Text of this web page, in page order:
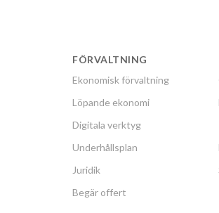
FÖRVALTNING
Ekonomisk förvaltning
Löpande ekonomi
Digitala verktyg
Underhållsplan
Juridik
Begär offert